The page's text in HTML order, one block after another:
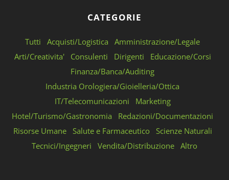
CATEGORIE
Tutti Acquisti/Logistica
Amministrazione/Legale
Arti/Creativita'
Consulenti Dirigenti
Educazione/Corsi
Finanza/Banca/Auditing
Industria Orologiera/Gioielleria/Ottica
IT/Telecomunicazioni
Marketing
Hotel/Turismo/Gastronomia
Redazioni/Documentazioni
Risorse Umane
Salute e Farmaceutico
Scienze Naturali
Tecnici/Ingegneri
Vendita/Distribuzione Altro